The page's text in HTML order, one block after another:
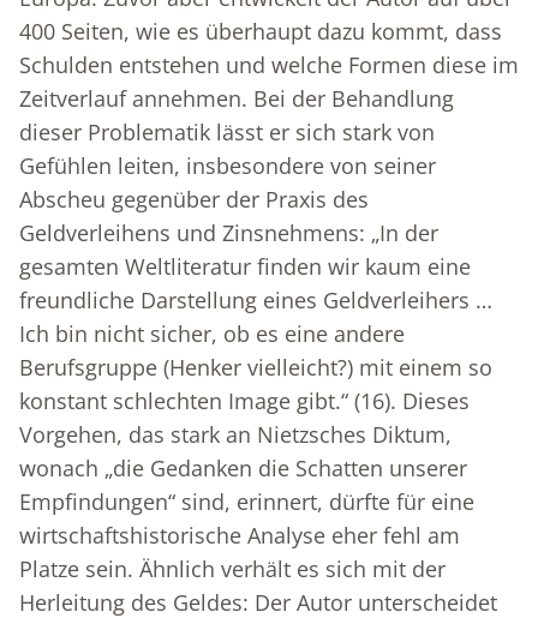
400 Seiten, wie es überhaupt dazu kommt, dass
Schulden entstehen und welche Formen diese im
Zeitverlauf annehmen. Bei der Behandlung
dieser Problematik lässt er sich stark von
Gefühlen leiten, insbesondere von seiner
Abscheu gegenüber der Praxis des
Geldverleihens und Zinsnehmens: „In der
gesamten Weltliteratur finden wir kaum eine
freundliche Darstellung eines Geldverleihers …
Ich bin nicht sicher, ob es eine andere
Berufsgruppe (Henker vielleicht?) mit einem so
konstant schlechten Image gibt.“ (16). Dieses
Vorgehen, das stark an Nietzsches Diktum,
wonach „die Gedanken die Schatten unserer
Empfindungen“ sind, erinnert, dürfte für eine
wirtschaftshistorische Analyse eher fehl am
Platze sein. Ähnlich verhält es sich mit der
Herleitung des Geldes: Der Autor unterscheidet